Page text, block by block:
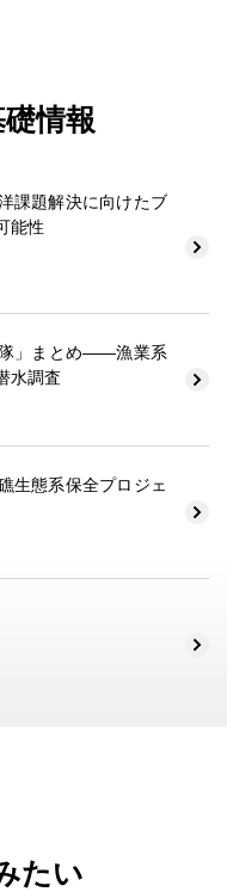
情報
課題解決に向けたブ
能性
隊」まとめ――漁業系
水調査
生態系保全プロジェ
たい